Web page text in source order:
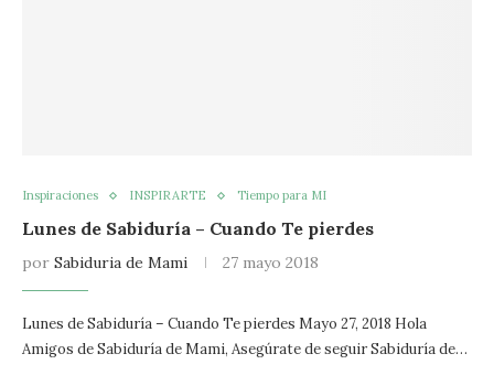
Inspiraciones INSPIRARTE Tiempo para MI
Lunes de Sabiduría – Cuando Te pierdes
por Sabiduria de Mami 27 mayo 2018
Lunes de Sabiduría – Cuando Te pierdes Mayo 27, 2018 Hola
Amigos de Sabiduría de Mami, Asegúrate de seguir Sabiduría de…